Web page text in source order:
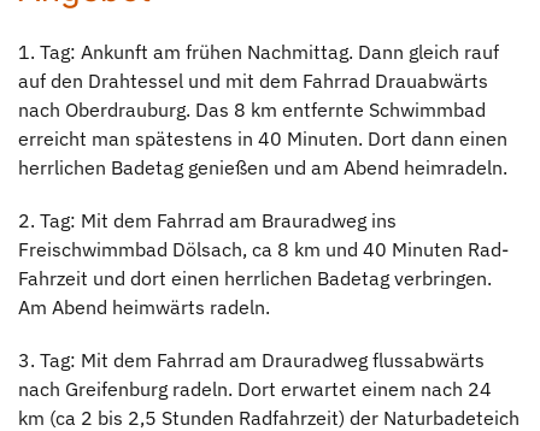
1. Tag: Ankunft am frühen Nachmittag. Dann gleich rauf
auf den Drahtessel und mit dem Fahrrad Drauabwärts
nach Oberdrauburg. Das 8 km entfernte Schwimmbad
erreicht man spätestens in 40 Minuten. Dort dann einen
herrlichen Badetag genießen und am Abend heimradeln.
2. Tag: Mit dem Fahrrad am Brauradweg ins
Freischwimmbad Dölsach, ca 8 km und 40 Minuten Rad-
Fahrzeit und dort einen herrlichen Badetag verbringen.
Am Abend heimwärts radeln.
3. Tag: Mit dem Fahrrad am Drauradweg flussabwärts
nach Greifenburg radeln. Dort erwartet einem nach 24
km (ca 2 bis 2,5 Stunden Radfahrzeit) der Naturbadeteich